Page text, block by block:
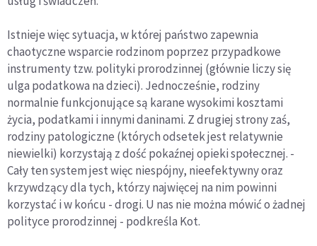
Istnieje więc sytuacja, w której państwo zapewnia
chaotyczne wsparcie rodzinom poprzez przypadkowe
instrumenty tzw. polityki prorodzinnej (głównie liczy się
ulga podatkowa na dzieci). Jednocześnie, rodziny
normalnie funkcjonujące są karane wysokimi kosztami
życia, podatkami i innymi daninami. Z drugiej strony zaś,
rodziny patologiczne (których odsetek jest relatywnie
niewielki) korzystają z dość pokaźnej opieki społecznej. -
Cały ten system jest więc niespójny, nieefektywny oraz
krzywdzący dla tych, którzy najwięcej na nim powinni
korzystać i w końcu - drogi. U nas nie można mówić o żadnej
polityce prorodzinnej - podkreśla Kot.